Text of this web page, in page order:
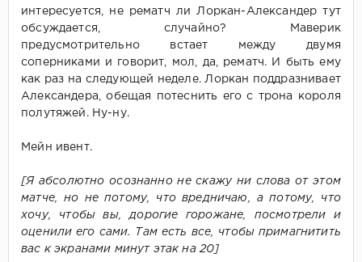
интересуется, не рематч ли Лоркан-Александер тут
обсуждается, случайно? Маверик
предусмотрительно встает между двумя
соперниками и говорит, мол, да, рематч. И быть ему
как раз на следующей неделе. Лоркан поддразнивает
Александера, обещая потеснить его с трона короля
полутяжей. Ну-ну.
Мейн ивент.
[Я абсолютно осознанно не скажу ни слова от этом
матче, но не потому, что вредничаю, а потому, что
хочу, чтобы вы, дорогие горожане, посмотрели и
оценили его сами. Там есть все, чтобы примагнитить
вас к экранами минут этак на 20]